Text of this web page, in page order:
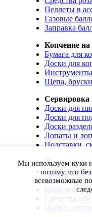
Пеллеты в
Газовые
Заправка
Копчение на
Бумага для
Доски для
Щепа,
Сервировка
Доски для
Доски для
Доски
Лопаты и
Подставки,
Чистка,
Чехлы и
Коврики для
Корючки для
Средства
Щетки для
Мы используем куки
потому что
всевозможные